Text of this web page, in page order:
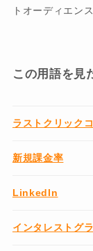
トオーディエン
この用語を見
ラストクリック
新規課金率
LinkedIn
インタレストグ